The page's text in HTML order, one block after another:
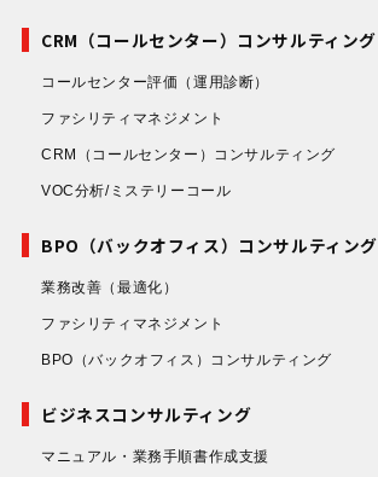
CRM（コールセンター）コンサルティング
コールセンター評価 （運用診断）
ファシリティマネジメント
CRM（コールセンター）コンサルティング
VOC分析/ミステリーコール
BPO（バックオフィス）コンサルティング
業務改善 （最適化）
ファシリティマネジメント
BPO（バックオフィス）コンサルティング
ビジネスコンサルティング
マニュアル・業務手順書作成支援